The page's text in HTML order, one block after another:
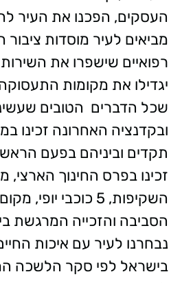
העסקים, הפכנו את העיר
מביאים לעיר מוסדות ציבור
רפואיים שישפרו את
יגדילו את מקומות
שכל הדברים הטובים
ובקדנציה האחרונה זכינו
תקדים וביניהם בפעם
זכינו בפרס החינוך הארצי,
הסביבה והזכייה המרגשת
נבחרנו לעיר עם איכות
בישראל לפי סקר הלשכה